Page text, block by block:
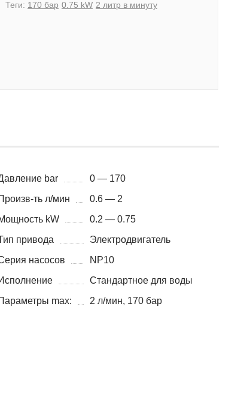
Теги: 170 бар 0.75 kW 2 литр в минуту
bar
0 — 170
ть л/мин
0.6 — 2
kW
0.2 — 0.75
привода
Электродвигатель
насосов
NP10
Стандартное для воды
max:
2 л/мин, 170 бар